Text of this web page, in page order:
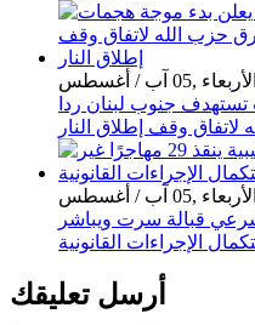
تستهدف جنوب لبنان ردا
وقف إطلاق النار
غير شرعي قبالة سرت ويباشر
الإجراءات القانونية
أرسل تعليقك